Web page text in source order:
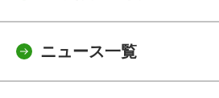
ニュース一覧